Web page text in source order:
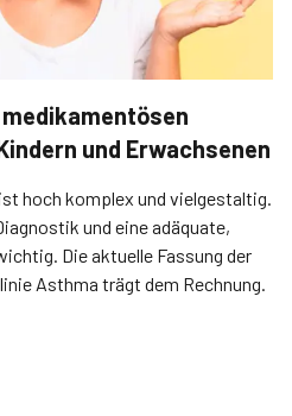
und Erwachsenen
hoch komplex und vielgestaltig.
und eine adäquate,
Die aktuelle Fassung der
Asthma trägt dem Rechnung.